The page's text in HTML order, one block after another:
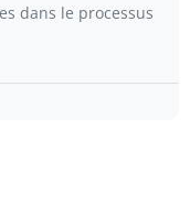
dans le processus